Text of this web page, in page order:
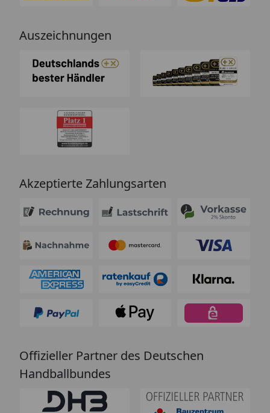
Auszeichnungen
Akzeptierte Zahlungsarten
Offizieller Partner des Deutschen
Handballbundes